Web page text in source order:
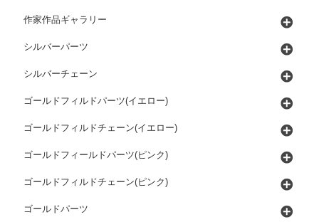
作家作品ギャラリー
シルバーパーツ
シルバーチェーン
ゴールドフィルドパーツ(イエロー)
ゴールドフィルドチェーン(イエロー)
ゴールドフィールドパーツ(ピンク)
ゴールドフィルドチェーン(ピンク)
ゴールドパーツ